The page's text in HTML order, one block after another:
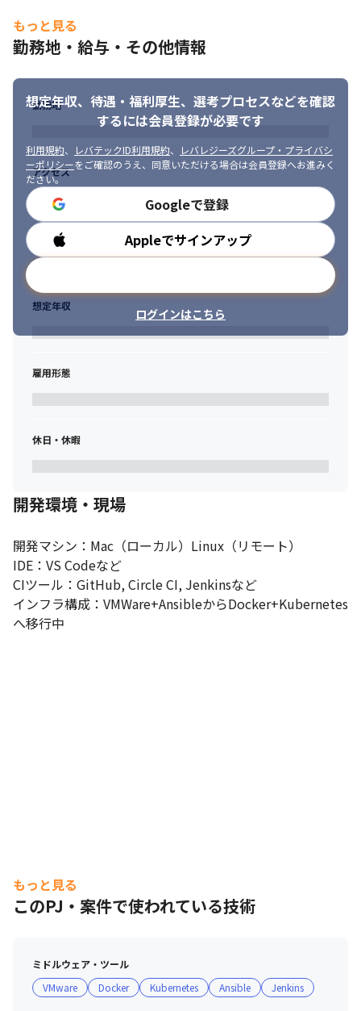
【Developer Productivity】
「Developer Productivity」は、この10年でアジャイルから
スクラムなどの開発マネージメントとテスト自動化や運用自動化
などの技術要素に、品質ダッシュボードなどの改善活動を融合し
ていくことで、持続可能なソフトウェア開発サイクルを実現しま
と連携しながら新たな手法を考案していくチャンスがあります。
【キャリアパス】
食べログでは、上級専門職またはエンジニアリングマネージャー
としてのキャリアを将来的にお願いします。
・食べログの開発環境についての上級専門職（テックリード）
-世の中の最新技術をキャッチアップし、常に一歩先をいく開発環
境の設計と構築
・エンジニアリングマネージャー
-数名のエンジニアリングチームのマネージャー
■ 求める人物像
・100%の確証の持てない技術的な課題にも積極的に取り組むチャ
・よりよい開発基盤について開発者と同じ目線で一緒に議論でき
る方
・インフラ、テスト自動化、セキュリティなど技術分野について
・小さい成功を積み重ねて大きな成功に導くことに喜びを感じれ
る方
もっと見る
勤務地・給与・その他情報
想定年収、待遇・福利厚生、 選考プロセスなどを確認
するには会員登録が必要です
利用規約、 レバテックID利用規約、
レバレジーズグループ・プライバシ
ーポリシーをご確認のうえ、同意いただける場合は会員登録へお進みく
ださい。
Googleで登録
Appleでサインアップ
ログインはこちら
勤務地
アクセス
勤務時間
想定年収
雇用形態
休日・休暇
開発環境・現場
開発マシン：Mac（ローカル）Linux（リモート）
IDE：VS Codeなど
CIツール：GitHub, Circle CI, Jenkinsなど
インフラ構成：VMWare+AnsibleからDocker+Kubernetes
へ移行中
もっと見る
このPJ・案件で使われている技術
ミドルウェア・ツール
VMware
Docker Kubernetes Ansible Jenkins